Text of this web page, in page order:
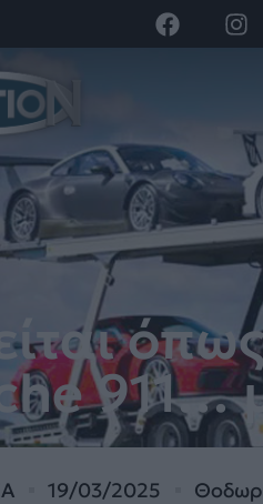
911…
19/03/2025